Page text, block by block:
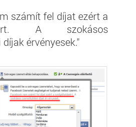
számít fel díjat ezért a
A szokásos
érvényesek."